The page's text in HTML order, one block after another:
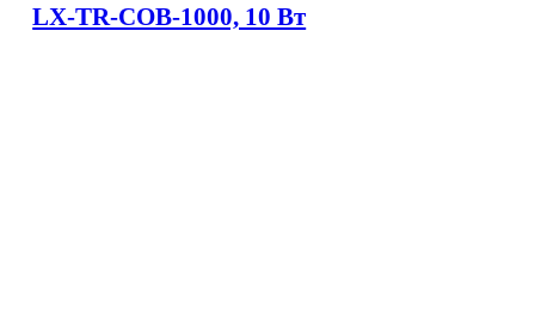
LX-TR-COB-1000, 10 Вт